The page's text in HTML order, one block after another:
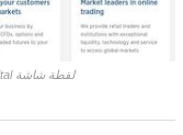
Gain Capital لقطة شاشة